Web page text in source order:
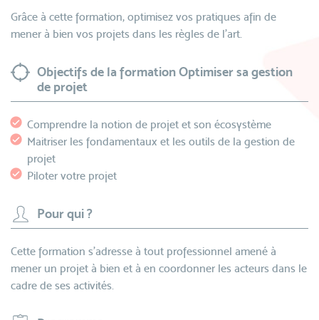
Grâce à cette formation, optimisez vos pratiques afin de
mener à bien vos projets dans les règles de l’art.
Objectifs de la formation Optimiser sa gestion
de projet
Comprendre la notion de projet et son écosystème
Maitriser les fondamentaux et les outils de la gestion de
projet
Piloter votre projet
Pour qui ?
Cette formation s’adresse à tout professionnel amené à
mener un projet à bien et à en coordonner les acteurs dans le
cadre de ses activités.